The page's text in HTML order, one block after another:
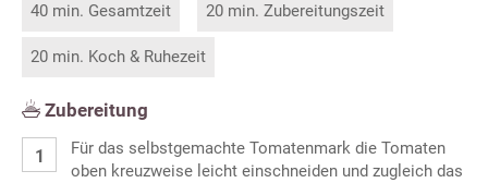
40 min. Gesamtzeit 20 min. Zubereitungszeit
20 min. Koch & Ruhezeit
Zubereitung
Für das selbstgemachte Tomatenmark die Tomaten
oben kreuzweise leicht einschneiden und zugleich das